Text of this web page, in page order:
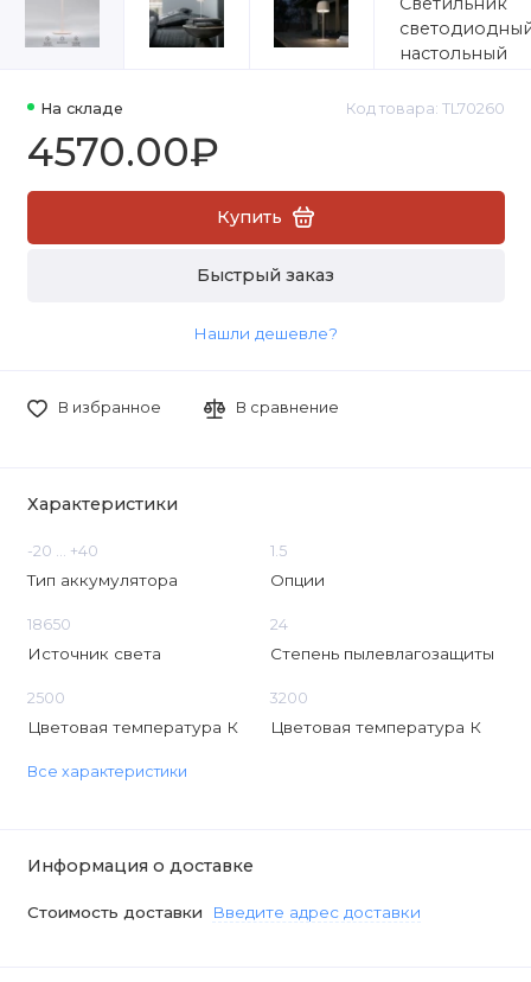
На складе Код товара: TL70260
4570.00₽
Купить
Быстрый заказ
Нашли дешевле?
В избранное В сравнение
Характеристики
-20 ... +40
Тип аккумулятора
1.5
Опции
18650
Источник света
24
Степень пылевлагозащиты
2500
Цветовая температура К
3200
Цветовая температура К
Все характеристики
Информация о доставке
Стоимость доставки Введите адрес доставки